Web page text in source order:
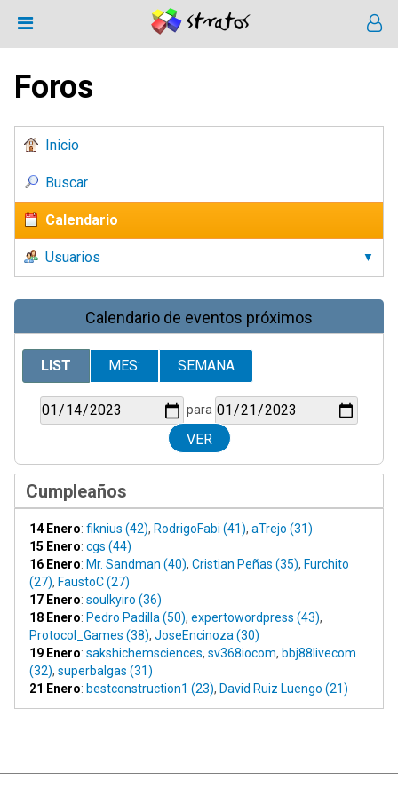
Foros
Inicio
Buscar
Calendario
Usuarios
Calendario de eventos próximos
LIST MES: SEMANA
para
Cumpleaños
14 Enero: fiknius (42), RodrigoFabi (41), aTrejo (31)
15 Enero: cgs (44)
16 Enero: Mr. Sandman (40), Cristian Peñas (35), Furchito
(27), FaustoC (27)
17 Enero: soulkyiro (36)
18 Enero: Pedro Padilla (50), expertowordpress (43),
Protocol_Games (38), JoseEncinoza (30)
19 Enero: sakshichemsciences, sv368iocom, bbj88livecom
(32), superbalgas (31)
21 Enero: bestconstruction1 (23), David Ruiz Luengo (21)